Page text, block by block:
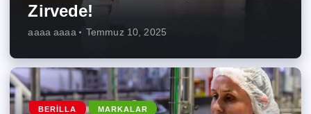
Zirvede!
aaaa aaaa Temmuz 10, 2025
BERILLA MARKALAR